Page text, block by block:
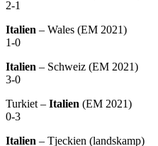
2-1
Italien – Wales (EM 2021)
1-0
Italien – Schweiz (EM 2021)
3-0
Turkiet – Italien (EM 2021)
0-3
Italien – Tjeckien (landskamp)